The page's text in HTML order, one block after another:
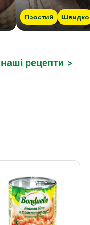
Простий Швидко
рецепти >